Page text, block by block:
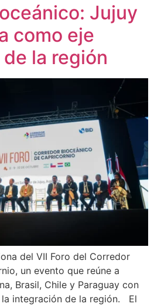
Jujuy
como eje
la región
del VII Foro del Corredor
un evento que reúne a
Brasil, Chile y Paraguay con
integración de la región. El